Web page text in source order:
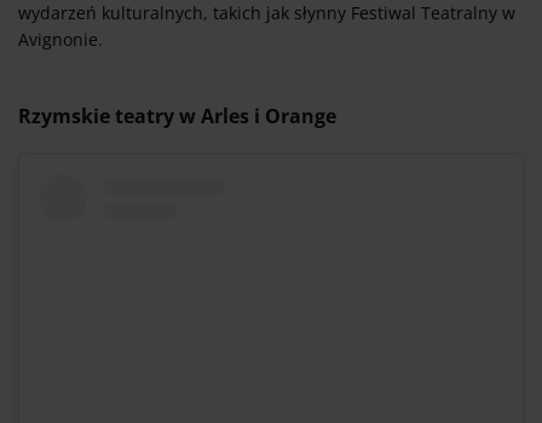
wydarzeń kulturalnych, takich jak słynny Festiwal Teatralny w
Avignonie.
Rzymskie teatry w Arles i Orange